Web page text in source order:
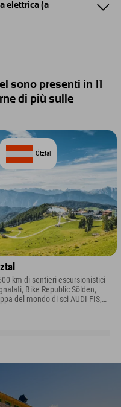
elettrica (a
sono presenti in 11
di più sulle
Ötztal
km di sentieri escursionistici
Bike Republic Sölden,
del mondo di sci AUDI FIS,